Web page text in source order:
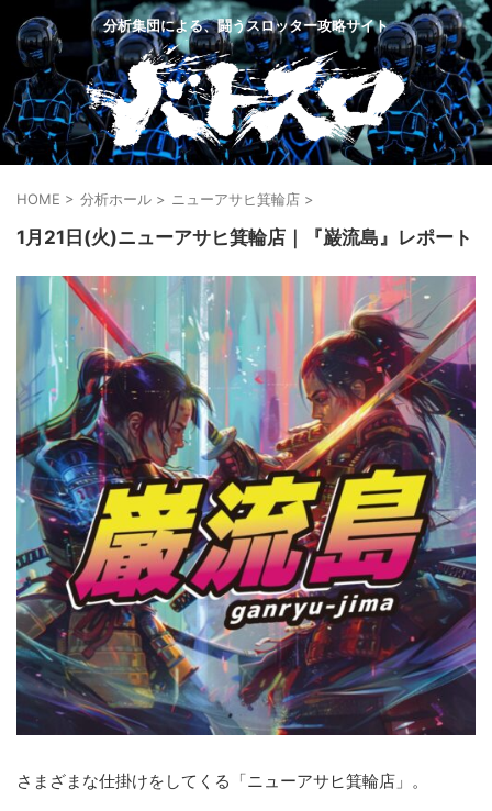
分析集団による、闘うスロッター攻略サイト
HOME > 分析ホール > ニューアサヒ箕輪店 >
1月21日(火)ニューアサヒ箕輪店｜『巌流島』レポート
さまざまな仕掛けをしてくる「ニューアサヒ箕輪店」。